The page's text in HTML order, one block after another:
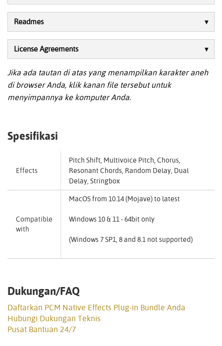
Readmes
License Agreements
Jika ada tautan di atas yang menampilkan karakter aneh
di browser Anda, klik kanan file tersebut untuk
menyimpannya ke komputer Anda.
Spesifikasi
Effects
Pitch Shift, Multivoice Pitch, Chorus,
Resonant Chords, Random Delay, Dual
Delay, Stringbox
Compatible
with
MacOS from 10.14 (Mojave) to latest
Windows 10 & 11 - 64bit only
(Windows 7 SP1, 8 and 8.1 not supported)
Dukungan/FAQ
Daftarkan PCM Native Effects Plug-in Bundle Anda
Hubungi Dukungan Teknis
Pusat Bantuan 24/7